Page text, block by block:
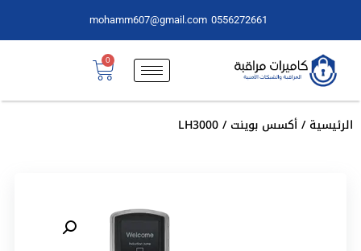
0556272661
mohamm607@gmail.com
0
الرئيسية/أكسس بوينت/ LH3000